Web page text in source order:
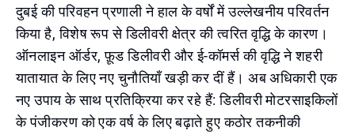
दुबई की परिवहन प्रणाली ने हाल के वर्षों में उल्लेखनीय परिवर्तन
किया है, विशेष रूप से डिलीवरी क्षेत्र की त्वरित वृद्धि के कारण।
ऑनलाइन ऑर्डर, फ़ूड डिलीवरी और ई-कॉमर्स की वृद्धि ने शहरी
यातायात के लिए नए चुनौतियाँ खड़ी कर दीं हैं। अब अधिकारी एक
नए उपाय के साथ प्रतिक्रिया कर रहे हैं: डिलीवरी मोटरसाइकिलों
के पंजीकरण को एक वर्ष के लिए बढ़ाते हुए कठोर तकनीकी